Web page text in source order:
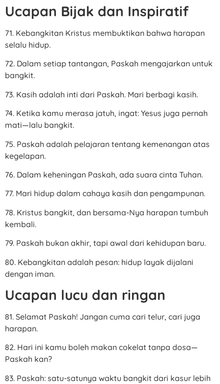
Ucapan Bijak dan Inspiratif
71. Kebangkitan Kristus membuktikan bahwa harapan
selalu hidup.
72. Dalam setiap tantangan, Paskah mengajarkan untuk
bangkit.
73. Kasih adalah inti dari Paskah. Mari berbagi kasih.
74. Ketika kamu merasa jatuh, ingat: Yesus juga pernah
mati—lalu bangkit.
75. Paskah adalah pelajaran tentang kemenangan atas
kegelapan.
76. Dalam keheningan Paskah, ada suara cinta Tuhan.
77. Mari hidup dalam cahaya kasih dan pengampunan.
78. Kristus bangkit, dan bersama-Nya harapan tumbuh
kembali.
79. Paskah bukan akhir, tapi awal dari kehidupan baru.
80. Kebangkitan adalah pesan: hidup layak dijalani
dengan iman.
Ucapan lucu dan ringan
81. Selamat Paskah! Jangan cuma cari telur, cari juga
harapan.
82. Hari ini kamu boleh makan cokelat tanpa dosa—
Paskah kan?
83. Paskah: satu-satunya waktu bangkit dari kasur lebih